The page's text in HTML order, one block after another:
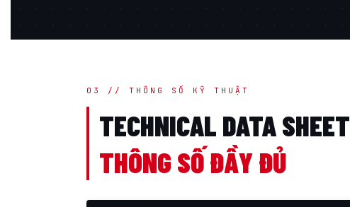
03 // THÔNG SỐ KỸ THUẬT
TECHNICAL DATA SHEET
THÔNG SỐ ĐẦY ĐỦ